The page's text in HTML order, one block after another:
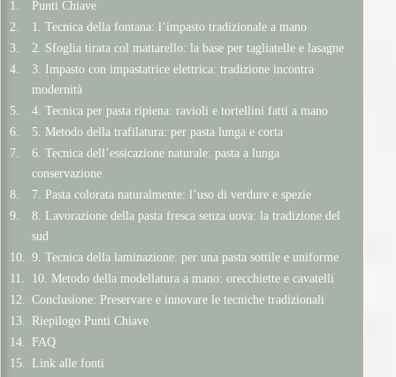
Punti Chiave
1. Tecnica della fontana: l’impasto tradizionale a mano
2. Sfoglia tirata col mattarello: la base per tagliatelle e lasagne
3. Impasto con impastatrice elettrica: tradizione incontra
modernità
4. Tecnica per pasta ripiena: ravioli e tortellini fatti a mano
5. Metodo della trafilatura: per pasta lunga e corta
6. Tecnica dell’essicazione naturale: pasta a lunga
conservazione
7. Pasta colorata naturalmente: l’uso di verdure e spezie
8. Lavorazione della pasta fresca senza uova: la tradizione del
sud
9. Tecnica della laminazione: per una pasta sottile e uniforme
10. Metodo della modellatura a mano: orecchiette e cavatelli
Conclusione: Preservare e innovare le tecniche tradizionali
Riepilogo Punti Chiave
FAQ
Link alle fonti